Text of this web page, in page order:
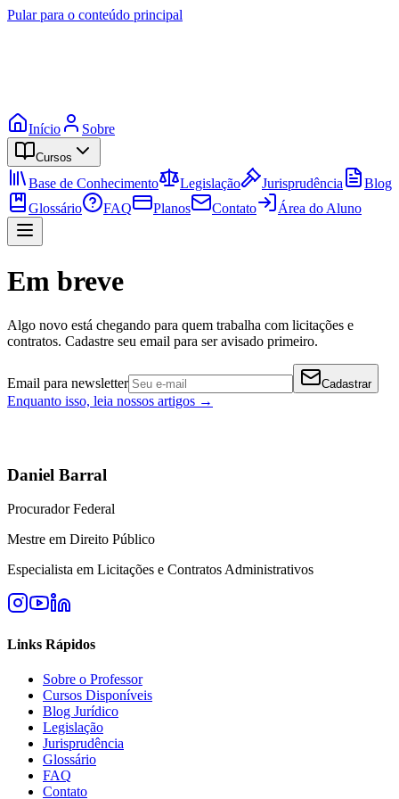
Pular para o conteúdo principal
Início Sobre
Cursos
Base de Conhecimento Legislação Jurisprudência
Blog
Glossário
FAQ Planos Contato Área do Aluno
Em breve
Algo novo está chegando para quem trabalha com licitações e
contratos. Cadastre seu email para ser avisado primeiro.
Email para newsletter Cadastrar
Enquanto isso, leia nossos artigos →
Daniel Barral
Procurador Federal
Mestre em Direito Público
Especialista em Licitações e Contratos Administrativos
Links Rápidos
Sobre o Professor
Cursos Disponíveis
Blog Jurídico
Legislação
Jurisprudência
Glossário
FAQ
Contato